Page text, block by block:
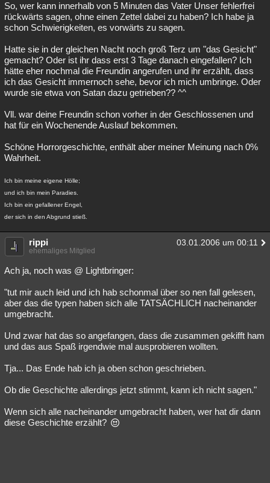
So, wer kann innerhalb von 5 Minuten das Vater Unser fehlerfrei
rückwärts sagen, ohne einen Zettel dabei zu haben? Ich habe ja
schon Schwierigkeiten, es vorwärts zu sagen.
Hatte sie in der gleichen Nacht noch groß Terz um "das Gesicht"
gemacht? Oder ist ihr dass erst 3 Tage danach eingefallen? Ich
hätte eher nochmal die Freundin angerufen und ihr erzählt, dass
ich das Gesicht immernoch sehe, bevor ich mich umbringe. Oder
wurde sie etwa von Satan dazu getrieben?? ^^
Vll. war deine Freundin schon vorher in der Geschlossenen und
hat für ein Wochenende Auslauf bekommen.
Schöne Horrorgeschichte, enthält aber meiner Meinung nach 0%
Wahrheit.
Ich bin meine eigene Hölle;
und ich bin mein Paradies.
Ich bin ein gefallener Engel,
der sich in den Abgrund stieß.
rippi 03.01.2006 um 00:11
ehemaliges Mitglied
Ach ja, noch was @ Lightbringer:
"tut mir auch leid und ich hab schonmal über so nen fall gelesen,
aber das die typen haben sich alle TATSÄCHLICH nacheinander
umgebracht.
Und zwar hat das so angefangen, dass die zusammen gekifft ham
und das aus Spaß irgendwie mal ausprobieren wollten.
Tja... Das Ende hab ich ja oben schon geschrieben.
Ob die Geschichte allerdings jetzt stimmt, kann ich nicht sagen."
Wenn sich alle nacheinander umgebracht haben, wer hat dir dann
diese Geschichte erzählt?